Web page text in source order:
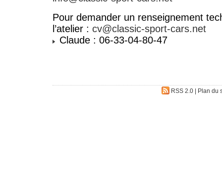
Pour demander un renseignement
l’atelier : cv@classic-sport-cars.net
Claude : 06-33-04-80-47
RSS 2.0| Plan du